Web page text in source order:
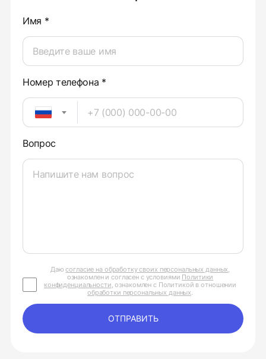
Имя *
Номер телефона *
Вопрос
Даюсогласие на обработку своих персональных данных,
ознакомлен и согласен с условиями Политики
конфиденциальности, ознакомлен с Политикой в отношении
обработки персональных данных.
ОТПРАВИТЬ